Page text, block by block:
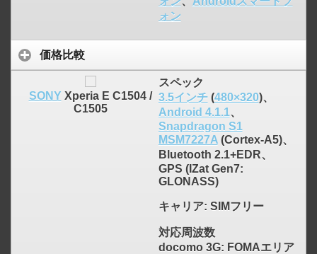
ォン
価格比較
SONY Xperia E C1504 /
C1505
スペック
3.5インチ(480×320)、
Android 4.1.1、
Snapdragon S1
MSM7227A(Cortex-A5)、
Bluetooth 2.1+EDR、
GPS (IZat Gen7:
GLONASS)
キャリア: SIMフリー
対応周波数
docomo 3G: FOMAエリア